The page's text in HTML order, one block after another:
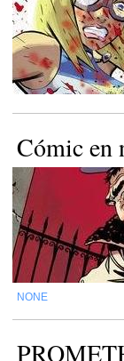
Cómic en
NONE